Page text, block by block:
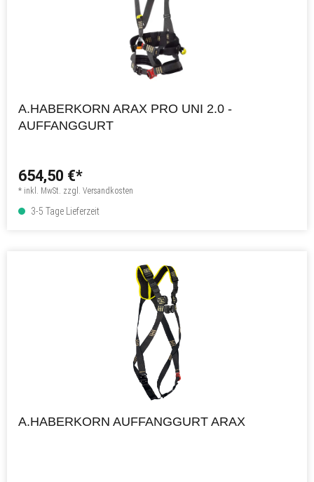
A.HABERKORN ARAX PRO UNI 2.0 -
AUFFANGGURT
654,50 €*
* inkl. MwSt. zzgl. Versandkosten
3-5 Tage Lieferzeit
A.HABERKORN AUFFANGGURT ARAX